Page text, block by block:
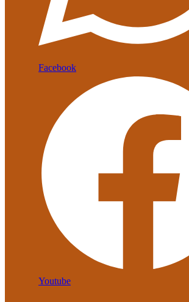
Facebook
Youtube